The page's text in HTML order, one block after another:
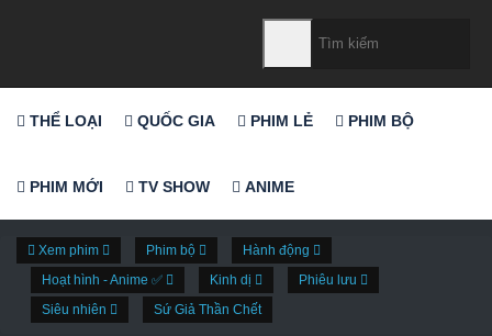
THỂ LOẠI QUỐC GIA PHIM LẺ PHIM BỘ
PHIM MỚI TV SHOW ANIME
Xem phim Phim bộ
Hành động
Hoạt hình - Anime ✅
Kinh dị
Phiêu lưu
Siêu nhiên
Sứ Giả Thần Chết